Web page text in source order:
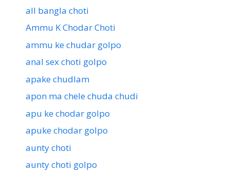
all bangla choti
Ammu K Chodar Choti
ammu ke chudar golpo
anal sex choti golpo
apake chudlam
apon ma chele chuda chudi
apu ke chodar golpo
apuke chodar golpo
aunty choti
aunty choti golpo